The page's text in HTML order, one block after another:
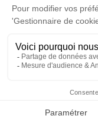
Faire-part
jeudi 20
Eglise Saint
69290